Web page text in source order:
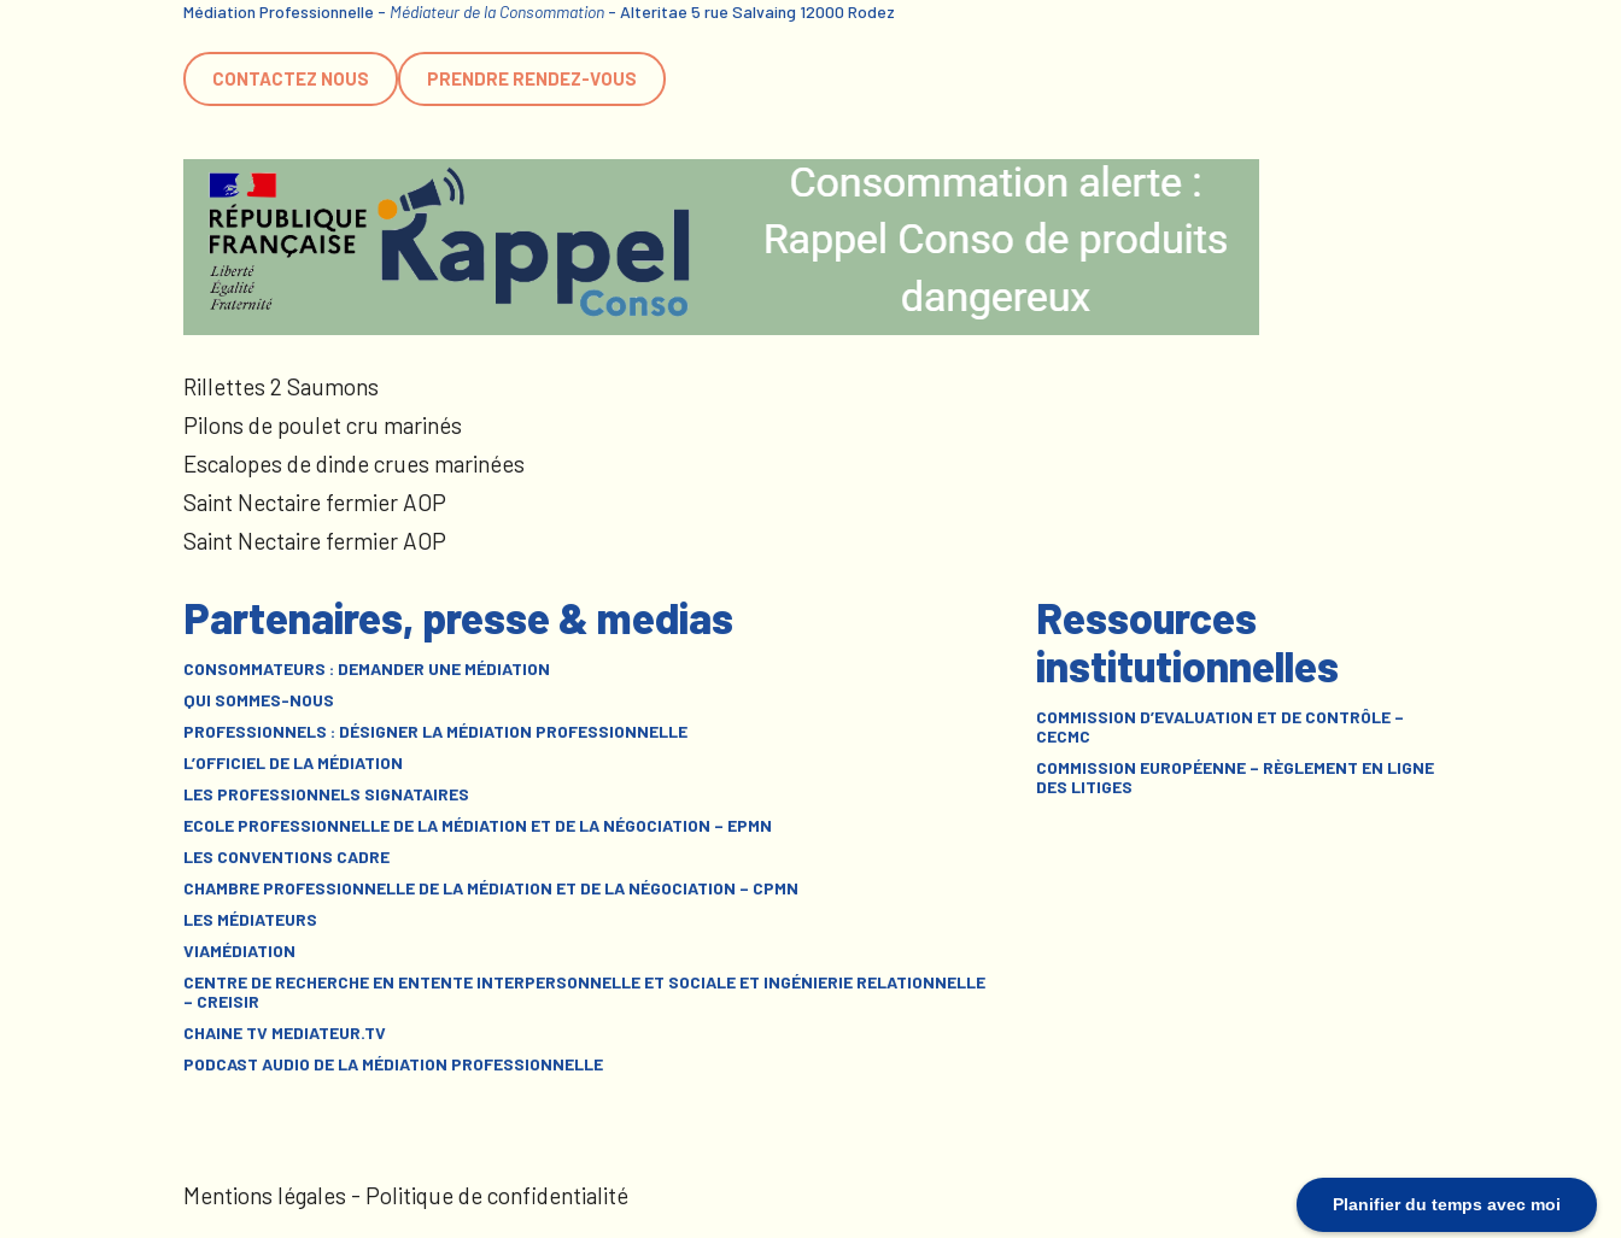
Planifier du temps avec moi
Médiation Professionnelle - Médiateur de la Consommation - Alteritae 5 rue Salvaing 12000 Rodez
CONTACTEZ NOUS PRENDRE RENDEZ-VOUS
Rillettes 2 Saumons
Pilons de poulet cru marinés
Escalopes de dinde crues marinées
Saint Nectaire fermier AOP
Saint Nectaire fermier AOP
Partenaires, presse & medias
CONSOMMATEURS : DEMANDER UNE MÉDIATION
QUI SOMMES-NOUS
PROFESSIONNELS : DÉSIGNER LA MÉDIATION PROFESSIONNELLE
L’OFFICIEL DE LA MÉDIATION
LES PROFESSIONNELS SIGNATAIRES
ECOLE PROFESSIONNELLE DE LA MÉDIATION ET DE LA NÉGOCIATION – EPMN
LES CONVENTIONS CADRE
CHAMBRE PROFESSIONNELLE DE LA MÉDIATION ET DE LA NÉGOCIATION – CPMN
LES MÉDIATEURS
VIAMÉDIATION
CENTRE DE RECHERCHE EN ENTENTE INTERPERSONNELLE ET SOCIALE ET INGÉNIERIE RELATIONNELLE
– CREISIR
CHAINE TV MEDIATEUR.TV
PODCAST AUDIO DE LA MÉDIATION PROFESSIONNELLE
Ressources
institutionnelles
COMMISSION D’EVALUATION ET DE CONTRÔLE –
CECMC
COMMISSION EUROPÉENNE – RÈGLEMENT EN LIGNE
DES LITIGES
Mentions légales - Politique de confidentialité